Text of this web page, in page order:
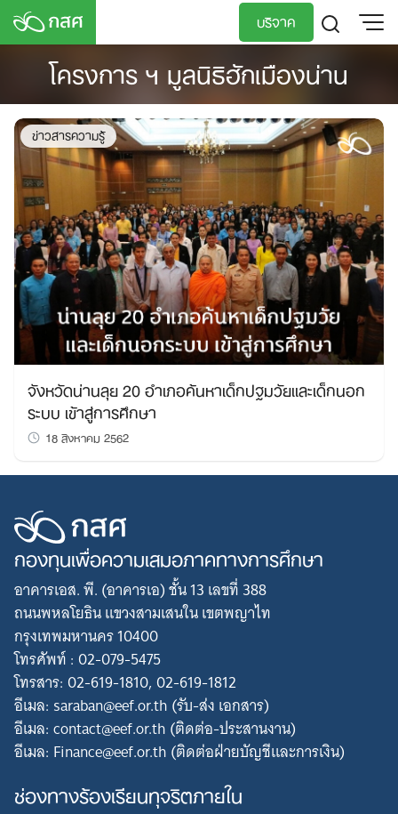
Skip
บริจาค
TH
โครงการ ฯ มูลนิธิฮักเมืองน่าน
ข่าวสารความรู้
จังหวัดน่านลุย 20 อำเภอค้นหาเด็กปฐมวัยและเด็กนอก
ระบบ เข้าสู่การศึกษา
18 สิงหาคม 2562
กองทุนเพื่อความเสมอภาคทางการศึกษา
อาคารเอส. พี. (อาคารเอ) ชั้น 13 เลขที่ 388
ถนนพหลโยธิน แขวงสามเสนใน เขตพญาไท
กรุงเทพมหานคร 10400
โทรศัพท์ : 02-079-5475
โทรสาร: 02-619-1810, 02-619-1812
อีเมล: saraban@eef.or.th (รับ-ส่ง เอกสาร)
อีเมล: contact@eef.or.th (ติดต่อ-ประสานงาน)
อีเมล: Finance@eef.or.th (ติดต่อฝ่ายบัญชีและการเงิน)
ช่องทางร้องเรียนทุจริตภายใน